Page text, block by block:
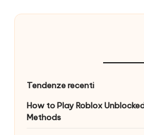
z
Tendenze recenti
How to Play Roblox
Methods